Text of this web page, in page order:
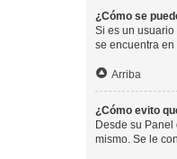
¿Cómo se
Si es un
se encuentra
Arriba
¿Cómo evito
Desde su Panel
mismo. Se le